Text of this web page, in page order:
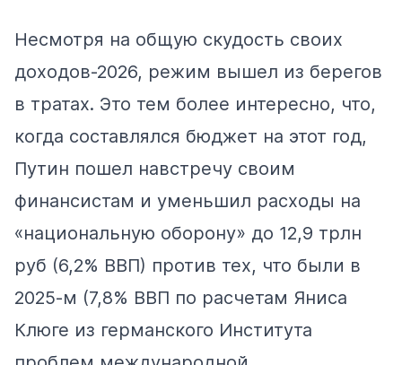
Несмотря на общую скудость своих
доходов-2026, режим вышел из берегов
в тратах. Это тем более интересно, что,
когда составлялся бюджет на этот год,
Путин пошел навстречу своим
финансистам и уменьшил расходы на
«национальную оборону» до 12,9 трлн
руб (6,2% ВВП) против тех, что были в
2025-м (7,8% ВВП по расчетам Яниса
Клюге из германского Института